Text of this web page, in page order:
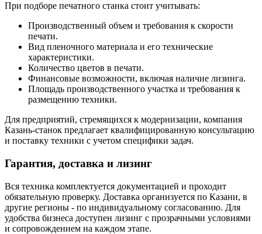
При подборе печатного станка стоит учитывать:
Производственный объем и требования к скорости
печати.
Вид пленочного материала и его технические
характеристики.
Количество цветов в печати.
Финансовые возможности, включая наличие лизинга.
Площадь производственного участка и требования к
размещению техники.
Для предприятий, стремящихся к модернизации, компания
Казань-станок предлагает квалифицированную консультацию
и поставку техники с учетом специфики задач.
Гарантия, доставка и лизинг
Вся техника комплектуется документацией и проходит
обязательную проверку. Доставка организуется по Казани, в
другие регионы - по индивидуальному согласованию. Для
удобства бизнеса доступен лизинг с прозрачными условиями
и сопровождением на каждом этапе.